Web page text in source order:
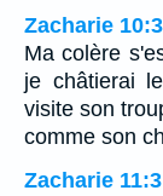
Zacharie 10:3
Ma colère
je châtierai
visite son
comme son
Zacharie 11:3